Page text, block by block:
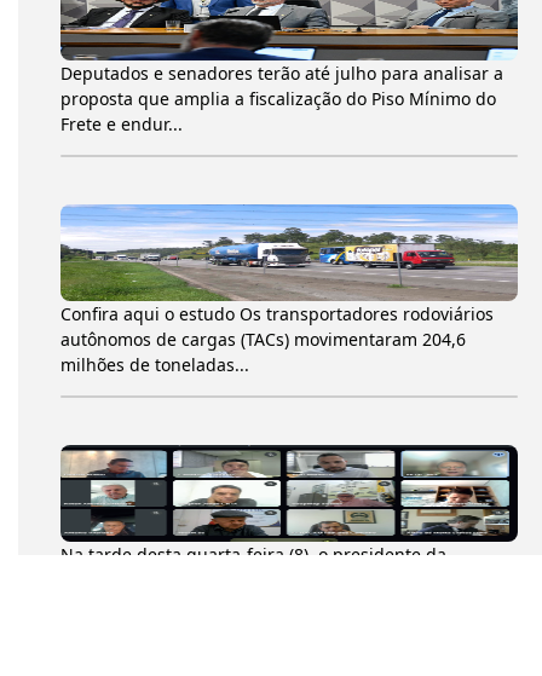
Deputados e senadores terão até julho para analisar a
proposta que amplia a fiscalização do Piso Mínimo do
Frete e endur...
Confira aqui o estudo Os transportadores rodoviários
autônomos de cargas (TACs) movimentaram 204,6
milhões de toneladas...
Na tarde desta quarta-feira (8), o presidente da